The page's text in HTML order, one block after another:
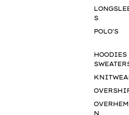
S
POLO'S
HOODIES
N